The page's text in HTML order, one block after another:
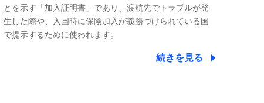
とを示す「加入証明書」であり、渡航先でトラブルが発
生した際や、入国時に保険加入が義務づけられている国
で提示するために使われます。
続きを見る